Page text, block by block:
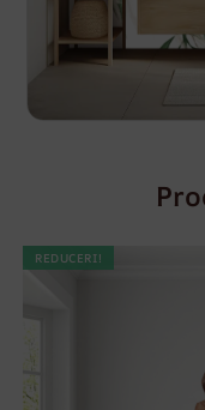
REDUCERI!